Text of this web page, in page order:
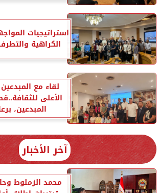
استراتيجيات
الكراهية
لقاء مع
الأعلى
المبدعين،
آخر الأخبار
محمد الزملوط